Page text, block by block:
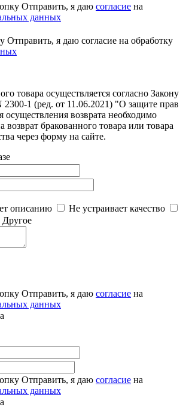
Отправить, я даю согласие на
данных
я даю согласие на обработку
товара осуществляется согласно Закону
1 (ред. от 11.06.2021) "О защите прав
осуществления возврата необходимо
возврат бракованного товара или товара
через форму на сайте.
описанию
Не устраивает качество
Другое
Отправить, я даю согласие на
данных
Отправить, я даю согласие на
данных